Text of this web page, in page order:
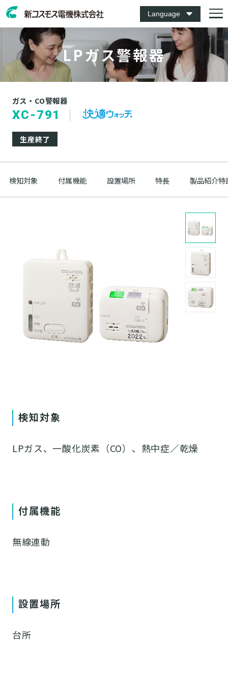
Language
LPガス警報器
ガス・CO警報器
XC-791
生産終了
検知対象 付属機能 設置場所 特長 製品紹介特
検知対象
LPガス、一酸化炭素（CO）、熱中症／乾燥
付属機能
無線連動
設置場所
台所